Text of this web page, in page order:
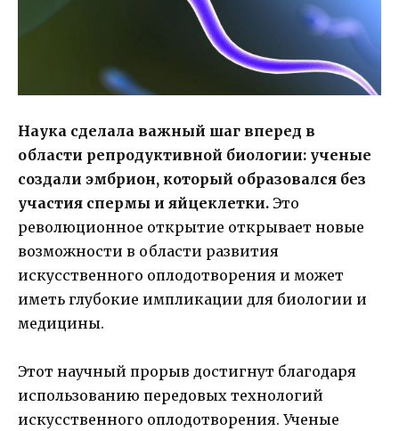
Наука сделала важный шаг вперед в
области репродуктивной биологии: ученые
создали эмбрион, который образовался без
участия спермы и яйцеклетки. Это
революционное открытие открывает новые
возможности в области развития
искусственного оплодотворения и может
иметь глубокие импликации для биологии и
медицины.
Этот научный прорыв достигнут благодаря
использованию передовых технологий
искусственного оплодотворения. Ученые